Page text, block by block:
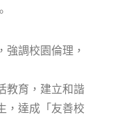
調校園倫理，
育，建立和諧
，達成「友善校